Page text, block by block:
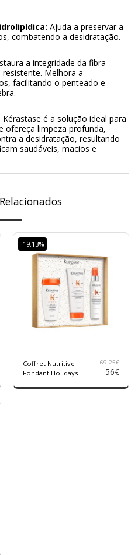
Ajuda a preservar a
combatendo a desidratação.
a integridade da fibra
Melhora a
facilitando o penteado e
é a solução ideal para
ofereça limpeza profunda,
a desidratação, resultando
saudáveis, macios e
-19.13%
Coffret Nutritive
Fondant Holidays
69.25€
56€